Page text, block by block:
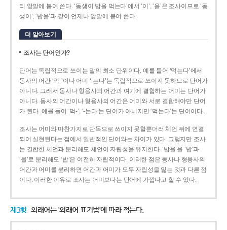
리 앞말에 붙여 쓴다. ‘동생이 밥을 먹는다’에서 ‘이’, ‘을’은 조사이므로 ‘동
생이’, ‘밥을’과 같이 언제나 앞말에 붙여 쓴다.
더 알아보기
조사는 단어인가?
단어는 독립적으로 쓰이는 말의 최소 단위이다. 예를 들어 ‘먹는다’에서
동사의 어간 ‘먹-­’이나 어미 ‘­-는다’는 독립적으로 쓰이지 못하므로 단어가
아니다. 그래서 동사나 형용사의 어간과 여기에 결합하는 어미는 단어가
아니다. 동사의 어간이나 형용사의 어간은 어미와 서로 결합해야만 단어
가 된다. 예를 들어 ‘먹-’, ‘-는다’는 단어가 아니지만 ‘먹는다’는 단어이다.
조사는 어미와 마찬가지로 단독으로 쓰이지 못할뿐더러 체언 뒤에 연결
되어 실현된다는 점에서 일반적인 단어와는 차이가 있다. 그렇지만 조사
는 결합한 체언과 분리해도 체언이 자립성을 유지한다. ‘밥을’을 ‘밥’과
‘을’로 분리해도 ‘밥’은 여전히 자립적이다. 이러한 점은 동사나 형용사의
어간과 어미를 분리하면 어간과 어미가 모두 자립성을 잃는 것과 다른 점
이다. 이러한 이유로 조사는 어미보다는 단어에 가깝다고 할 수 있다.
제3항 외래어는 ‘외래어 표기법’에 따라 적는다.